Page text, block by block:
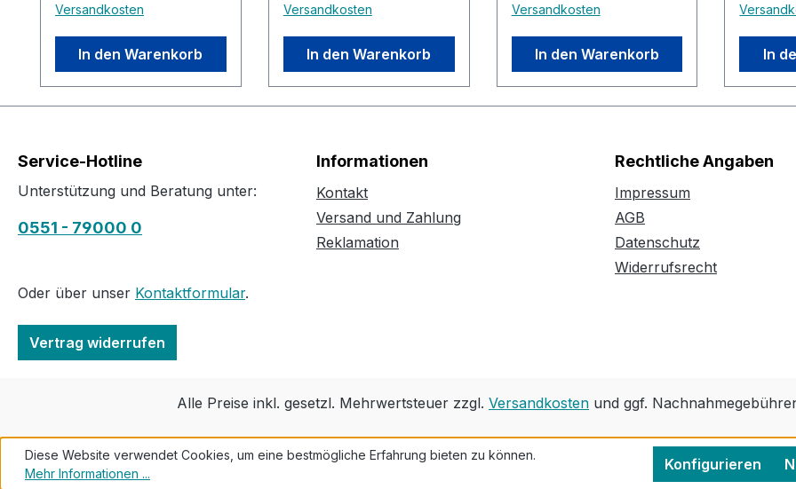
Versandkosten
In den Warenkorb
Versandkosten
In den Warenkorb
Versandkosten
In den Warenkorb In
Service-Hotline
Unterstützung und Beratung unter:
0551 - 79000 0
Oder über unser Kontaktformular.
Vertrag widerrufen
Informationen
Kontakt
Versand und Zahlung
Reklamation
Rechtliche Angaben
Impressum
AGB
Datenschutz
Widerrufsrecht
Alle Preise inkl. gesetzl. Mehrwertsteuer zzgl. Versandkosten und ggf.
Diese Website verwendet Cookies, um eine bestmögliche Erfahrung bieten zu können.
Mehr Informationen ...
Konfigurieren